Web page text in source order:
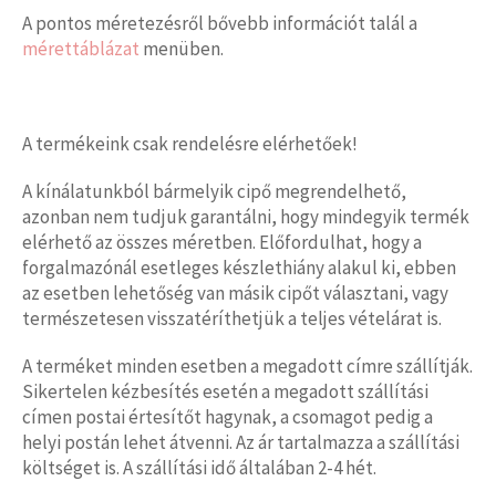
A pontos méretezésről bővebb információt talál a
mérettáblázat menüben.
A termékeink csak rendelésre elérhetőek!
A kínálatunkból bármelyik cipő megrendelhető,
azonban nem tudjuk garantálni, hogy mindegyik termék
elérhető az összes méretben. Előfordulhat, hogy a
forgalmazónál esetleges készlethiány alakul ki, ebben
az esetben lehetőség van másik cipőt választani, vagy
természetesen visszatéríthetjük a teljes vételárat is.
A terméket minden esetben a megadott címre szállítják.
Sikertelen kézbesítés esetén a megadott szállítási
címen postai értesítőt hagynak, a csomagot pedig a
helyi postán lehet átvenni. Az ár tartalmazza a szállítási
költséget is. A szállítási idő általában 2-4 hét.